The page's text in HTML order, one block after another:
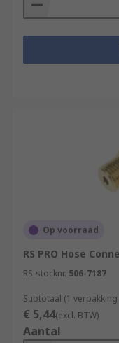
Op voorraad
RS PRO Hose
RS-stocknr. 506-7187
Subtotaal (1
€ 5,44(excl. BTW)
Aantal